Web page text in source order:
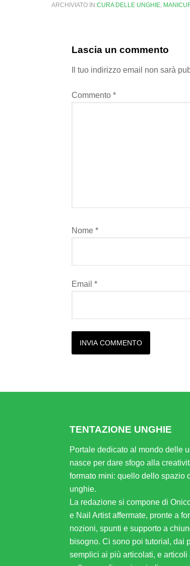
ARCHIVIATO IN:CURA DELLE UNGHIE,
Lascia un commento
Il tuo indirizzo email non sarà
Commento *
Nome *
Email *
TENTAZIONE UNGHIE
Portale dedicato al mondo delle
nasce per dare sfogo alla
formato mini: quello dello spazio
unghie.
La redazione si compone di
e Nail Artist affermate, pronte a
nozioni, spunti e supporto a
bisogno. Ci sono poi tutorial, dai
semplici ai più articolati, e articoli